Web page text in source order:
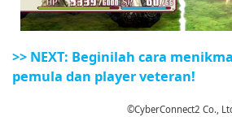
>> NEXT: Beginilah cara
pemula dan player veteran!
©CyberConnect2 Co.,